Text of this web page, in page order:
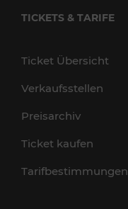
TICKETS & TARIFE
Ticket Übersicht
Verkaufsstellen
Preisarchiv
Ticket kaufen
Tarifbestimmungen